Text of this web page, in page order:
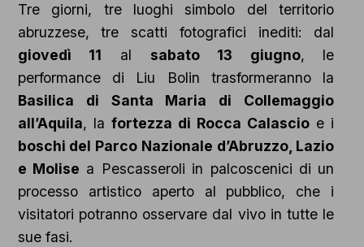
Tre giorni, tre luoghi simbolo del territorio
abruzzese, tre scatti fotografici inediti: dal
giovedì 11 al sabato 13 giugno, le
performance di Liu Bolin trasformeranno la
Basilica di Santa Maria di Collemaggio
all’Aquila, la fortezza di Rocca Calascio e i
boschi del Parco Nazionale d’Abruzzo, Lazio
e Molise a Pescasseroli in palcoscenici di un
processo artistico aperto al pubblico, che i
visitatori potranno osservare dal vivo in tutte le
sue fasi.